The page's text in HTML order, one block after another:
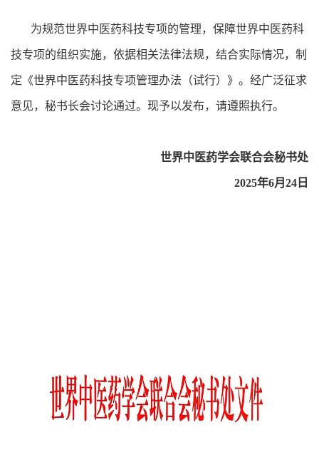
为规范世界中医药科技专项的管理，保障世界中医药科
技专项的组织实施，依据相关法律法规，结合实际情况，制
定《世界中医药科技专项管理办法（试行）》。经广泛征求
意见，秘书长会讨论通过。现予以发布，请遵照执行。
世界中医药学会联合会秘书处
2025年6月24日